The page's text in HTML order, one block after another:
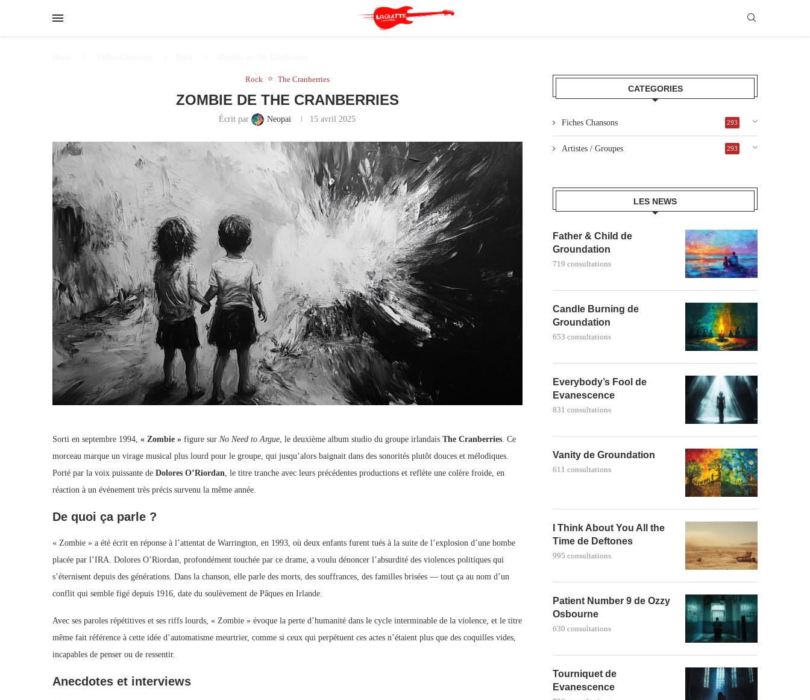
Rock The Cranberries
ZOMBIE DE THE CRANBERRIES
Écrit par Neopai 15 avril 2025
Sorti en septembre 1994, « Zombie » figure sur No Need to Argue, le deuxième album studio du groupe irlandais The Cranberries. Ce
morceau marque un virage musical plus lourd pour le groupe, qui jusqu’alors baignait dans des sonorités plutôt douces et mélodiques.
Porté par la voix puissante de Dolores O’Riordan, le titre tranche avec leurs précédentes productions et reflète une colère froide, en
réaction à un événement très précis survenu la même année.
De quoi ça parle ?
« Zombie » a été écrit en réponse à l’attentat de Warrington, en 1993, où deux enfants furent tués à la suite de l’explosion d’une bombe
placée par l’IRA. Dolores O’Riordan, profondément touchée par ce drame, a voulu dénoncer l’absurdité des violences politiques qui
s’éternisent depuis des générations. Dans la chanson, elle parle des morts, des souffrances, des familles brisées — tout ça au nom d’un
conflit qui semble figé depuis 1916, date du soulèvement de Pâques en Irlande.
Avec ses paroles répétitives et ses riffs lourds, « Zombie » évoque la perte d’humanité dans le cycle interminable de la violence, et le titre
même fait référence à cette idée d’automatisme meurtrier, comme si ceux qui perpétuent ces actes n’étaient plus que des coquilles vides,
incapables de penser ou de ressentir.
Anecdotes et interviews
CATEGORIES
Fiches Chansons 293
Artistes / Groupes 293
LES NEWS
Father & Child de
Groundation
719 consultations
Candle Burning de
Groundation
653 consultations
Everybody’s Fool de
Evanescence
831 consultations
Vanity de Groundation
611 consultations
I Think About You All the
Time de Deftones
995 consultations
Patient Number 9 de Ozzy
Osbourne
630 consultations
Tourniquet de
Evanescence